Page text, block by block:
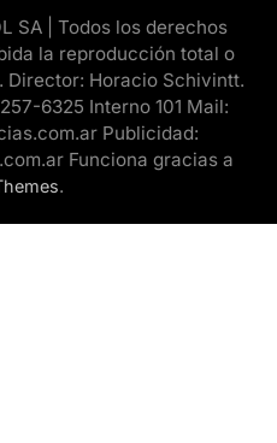
SA | Todos los derechos
la reproducción total o
Director: Horacio Schivintt.
6325 Interno 101 Mail:
Publicidad:
Funciona gracias a
.